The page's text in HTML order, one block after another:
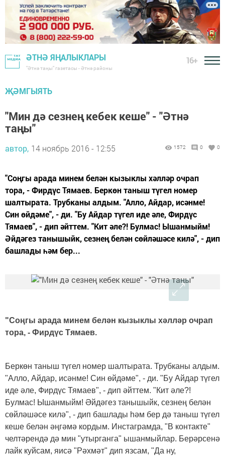
ӘТНӘ ЯҢАЛЫКЛАРЫ
"Әтнә таңы" газетасы - Әтнә районы
16+
ҖӘМГЫЯТЬ
"Мин дә сезнең кебек кеше" - "Әтнә
таңы"
автор, 14 ноябрь 2016 - 12:55 1572 0 0
"Соңгы арада минем белән кызыклы хәлләр очрап
тора, - Фирдүс Тямаев. Беркөн таныш түгел номер
шалтырата. Трубканы алдым. "Алло, Айдар, исәнме!
Син өйдәме", - ди. "Бу Айдар түгел иде әле, Фирдүс
Тямаев", - дип әйттем. "Кит әле?! Булмас! Ышанмыйм!
Әйдәгез танышыйк, сезнең белән сөйләшәсе килә", - дип
башлады һәм бер...
"Соңгы арада минем белән кызыклы хәлләр очрап
тора, - Фирдүс Тямаев.
Беркөн таныш түгел номер шалтырата. Трубканы алдым.
"Алло, Айдар, исәнме! Син өйдәме", - ди. "Бу Айдар түгел
иде әле, Фирдүс Тямаев", - дип әйттем. "Кит әле?!
Булмас! Ышанмыйм! Әйдәгез танышыйк, сезнең белән
сөйләшәсе килә", - дип башлады һәм бер дә таныш түгел
кеше белән әңгәмә кордым. Инстаграмда, "В контакте"
челтәрендә дә мин "утырганга" ышанмыйлар. Берәрсенә
лайк куйсам, яисә "Рәхмәт" дип язсам, "Да ну,